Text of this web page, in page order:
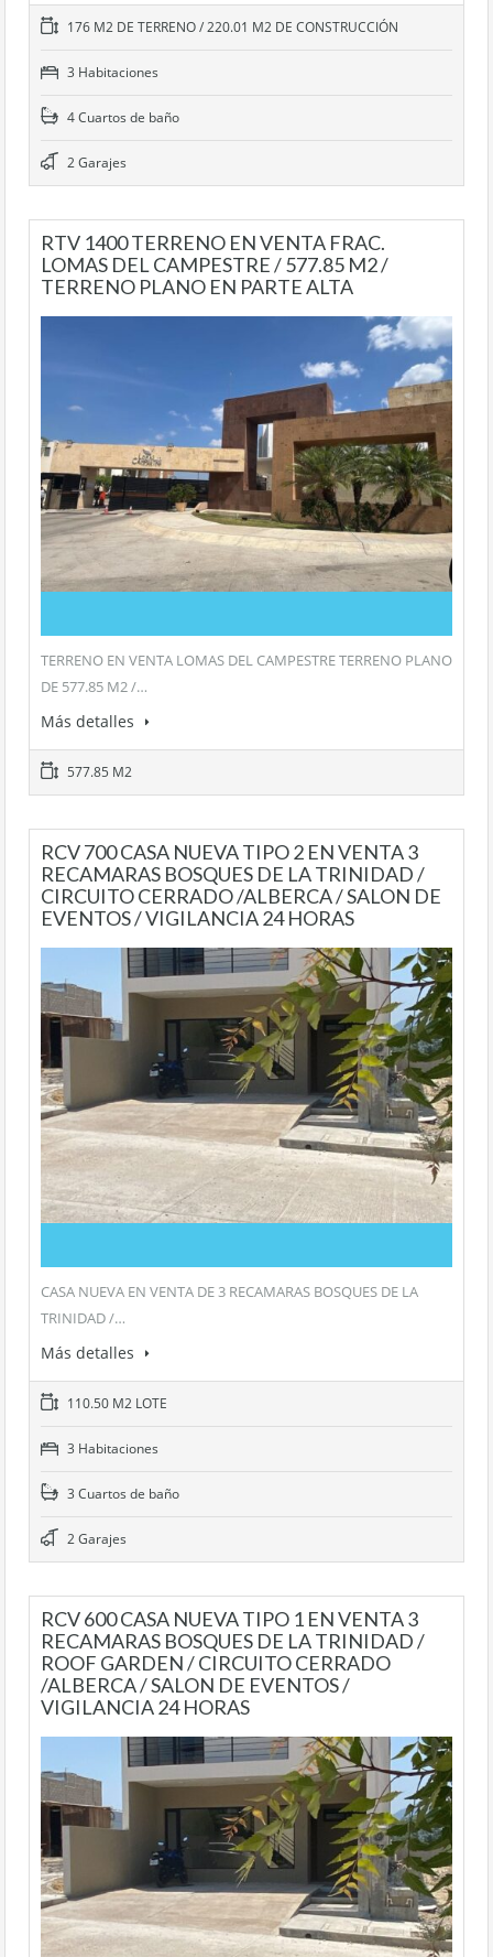
176 M2 DE TERRENO / 220.01 M2 DE CONSTRUCCIÓN
3 Habitaciones
4 Cuartos de baño
2 Garajes
RTV 1400 TERRENO EN VENTA FRAC.
LOMAS DEL CAMPESTRE / 577.85 M2 /
TERRENO PLANO EN PARTE ALTA
TERRENO EN VENTA LOMAS DEL CAMPESTRE TERRENO PLANO
DE 577.85 M2 /…
Más detalles
577.85 M2
RCV 700 CASA NUEVA TIPO 2 EN VENTA 3
RECAMARAS BOSQUES DE LA TRINIDAD /
CIRCUITO CERRADO /ALBERCA / SALON DE
EVENTOS / VIGILANCIA 24 HORAS
CASA NUEVA EN VENTA DE 3 RECAMARAS BOSQUES DE LA
TRINIDAD /…
Más detalles
110.50 M2 LOTE
3 Habitaciones
3 Cuartos de baño
2 Garajes
RCV 600 CASA NUEVA TIPO 1 EN VENTA 3
RECAMARAS BOSQUES DE LA TRINIDAD /
ROOF GARDEN / CIRCUITO CERRADO
/ALBERCA / SALON DE EVENTOS /
VIGILANCIA 24 HORAS